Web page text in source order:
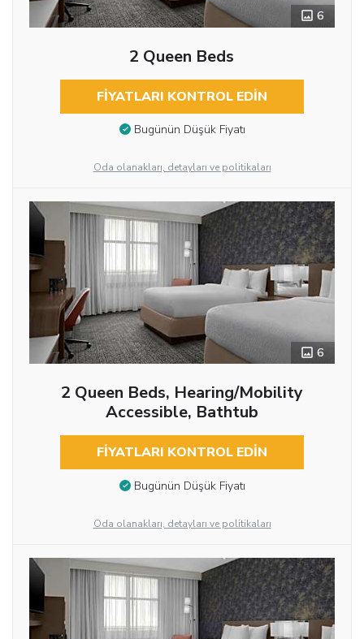
6
2 Queen Beds
FIYATLARI KONTROL EDIN
Bugünün Düşük Fiyatı
Oda olanakları, detayları ve politikaları
6
2 Queen Beds, Hearing/Mobility
Accessible, Bathtub
FIYATLARI KONTROL EDIN
Bugünün Düşük Fiyatı
Oda olanakları, detayları ve politikaları